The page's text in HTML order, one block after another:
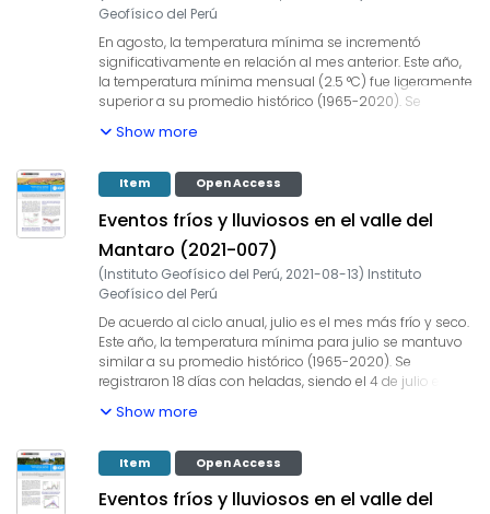
Geofísico del Perú
En agosto, la temperatura mínima se incrementó
significativamente en relación al mes anterior. Este año,
la temperatura mínima mensual (2.5 °C) fue ligeramente
superior a su promedio histórico (1965-2020). Se
día más frío (-3.0 °C). Se presentaron lluvias esporádicas
en lo que va del año (23.9 mm/hora).
Show more
Item Open Access
Eventos fríos y lluviosos en el valle del
Mantaro (2021-007)
(Instituto Geofísico del Perú, 2021-08-13) Instituto
Geofísico del Perú
De acuerdo al ciclo anual, julio es el mes más frío y seco.
Este año, la temperatura mínima para julio se mantuvo
similar a su promedio histórico (1965-2020). Se
registraron 18 días con heladas, siendo el 4 de julio el día
precipitaciones en algunas zonas del valle, acumulando
han sido prácticamente nulas.
Show more
Item Open Access
Eventos fríos y lluviosos en el valle del